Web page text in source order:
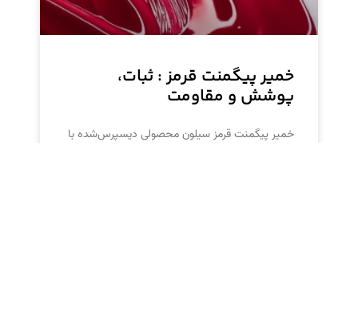
خمیر پیگمنت قرمز : ثبات،
پوشش و مقاومت
خمیر پیگمنت قرمز سیلون محصولی دیسپرس‌شده با